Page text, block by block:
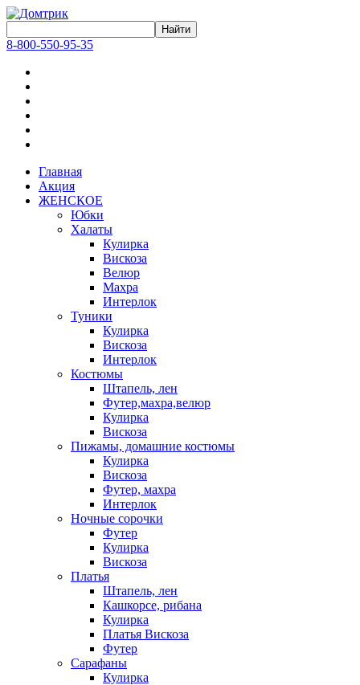
8-800-550-95-35
Главная
Акция
ЖЕНСКОЕ
Юбки
Халаты
Кулирка
Вискоза
Велюр
Махра
Интерлок
Туники
Кулирка
Вискоза
Интерлок
Костюмы
Штапель, лен
Футер,махра,велюр
Кулирка
Вискоза
Пижамы, домашние костюмы
Кулирка
Вискоза
Футер, махра
Интерлок
Ночные сорочки
Футер
Кулирка
Вискоза
Платья
Штапель, лен
Кашкорсе, рибана
Кулирка
Платья Вискоза
Футер
Сарафаны
Кулирка